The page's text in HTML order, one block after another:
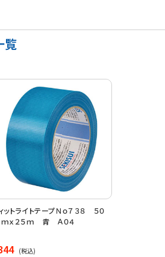
覧
ットライトテープＮｏ７３８ ５０
ｘ２５ｍ 青 Ａ０４
(税込)